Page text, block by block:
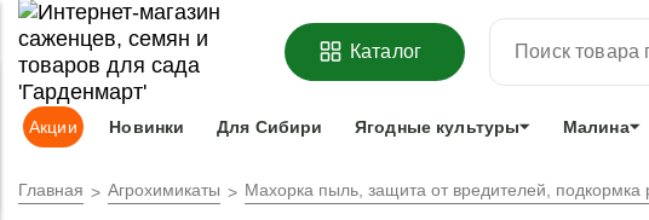
ОФОРМИТЬПРЕДЗАКАЗ =
Адрес доставки:Москва Доставка и оплата Гарантии
Каталог
Акции Новинки Для Сибири Ягодные культуры Малина
Главная Агрохимикаты Махорка пыль, защита от вредителей, подкормка